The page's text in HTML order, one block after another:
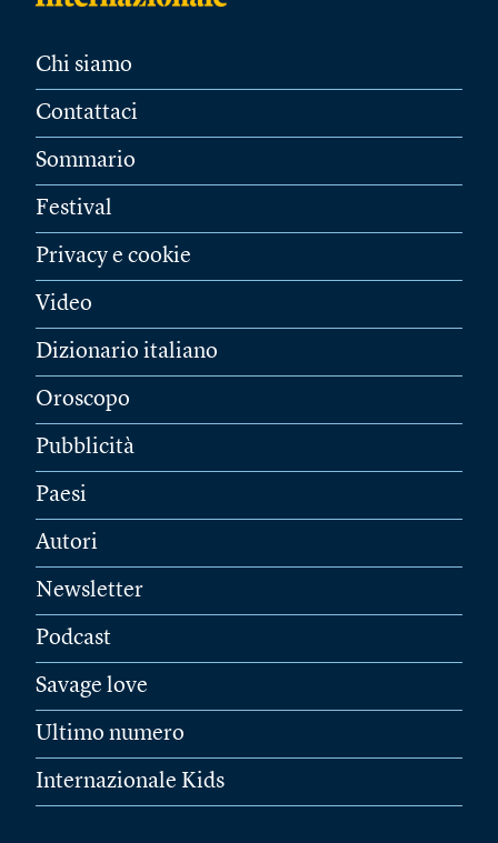
Chi siamo
Contattaci
Sommario
Festival
Privacy e cookie
Video
Dizionario italiano
Oroscopo
Pubblicità
Paesi
Autori
Newsletter
Podcast
Savage love
Ultimo numero
Internazionale Kids